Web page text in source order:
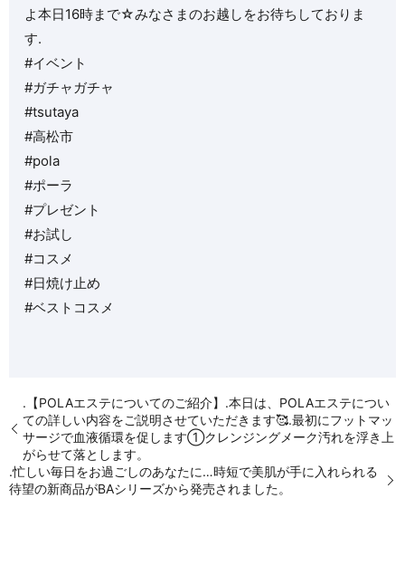
よ本日16時まで☆みなさまのお越しをお待ちしておりま
す.
#イベント
#ガチャガチャ
#tsutaya
#高松市
#pola
#ポーラ
#プレゼント
#お試し
#コスメ
#日焼け止め
#ベストコスメ
.【POLAエステについてのご紹介】.本日は、POLAエステについ
ての詳しい内容をご説明させていただきます🥰.最初にフットマッ
サージで血液循環を促します①クレンジングメーク汚れを浮き上
がらせて落とします。
.忙しい毎日をお過ごしのあなたに…時短で美肌が手に入れられる
待望の新商品がBAシリーズから発売されました。